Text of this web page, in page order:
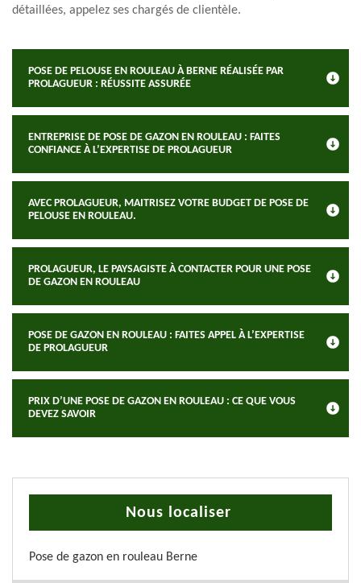
détaillées, appelez ses chargés de clientèle.
POSE DE PELOUSE EN ROULEAU À BERNE RÉALISÉE PAR
PROLAGUEUR : RÉUSSITE ASSURÉE
ENTREPRISE DE POSE DE GAZON EN ROULEAU : FAITES
CONFIANCE À L’EXPERTISE DE PROLAGUEUR
AVEC PROLAGUEUR, MAITRISEZ VOTRE BUDGET DE POSE DE
PELOUSE EN ROULEAU.
PROLAGUEUR, LE PAYSAGISTE À CONTACTER POUR UNE POSE
DE GAZON EN ROULEAU
POSE DE GAZON EN ROULEAU : FAITES APPEL À L’EXPERTISE
DE PROLAGUEUR
PRIX D’UNE POSE DE GAZON EN ROULEAU : CE QUE VOUS
DEVEZ SAVOIR
Nous localiser
Pose de gazon en rouleau Berne